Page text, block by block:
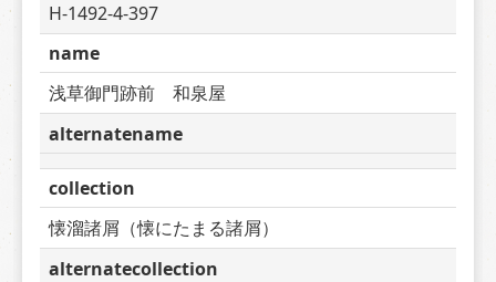
H-1492-4-397
name
浅草御門跡前　和泉屋
alternatename
collection
懐溜諸屑（懐にたまる諸屑）
alternatecollection